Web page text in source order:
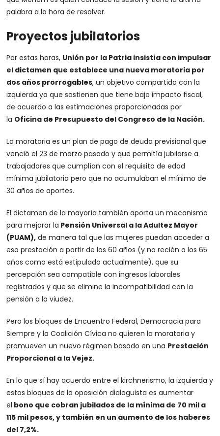
palabra a la hora de resolver.
Proyectos jubilatorios
Por estas horas, Unión por la Patria insistía con impulsar
el dictamen que establece una nueva moratoria por
dos años prorrogables, un objetivo compartido con la
izquierda ya que sostienen que tiene bajo impacto fiscal,
de acuerdo a las estimaciones proporcionadas por
la Oficina de Presupuesto del Congreso de la Nación.
La moratoria es un plan de pago de deuda previsional que
venció el 23 de marzo pasado y que permitía jubilarse a
trabajadores que cumplían con el requisito de edad
mínima jubilatoria pero que no acumulaban el mínimo de
30 años de aportes.
El dictamen de la mayoría también aporta un mecanismo
para mejorar la Pensión Universal a la Adultez Mayor
(PUAM), de manera tal que las mujeres puedan acceder a
esa prestación a partir de los 60 años (y no recién a los 65
años como está estipulado actualmente), que su
percepción sea compatible con ingresos laborales
registrados y que se elimine la incompatibilidad con la
pensión a la viudez.
Pero los bloques de Encuentro Federal, Democracia para
Siempre y la Coalición Cívica no quieren la moratoria y
promueven un nuevo régimen basado en una Prestación
Proporcional a la Vejez.
En lo que sí hay acuerdo entre el kirchnerismo, la izquierda y
estos bloques de la oposición dialoguista es aumentar
el bono que cobran jubilados de la mínima de 70 mil a
115 mil pesos, y también en un aumento de los haberes
del 7,2%.